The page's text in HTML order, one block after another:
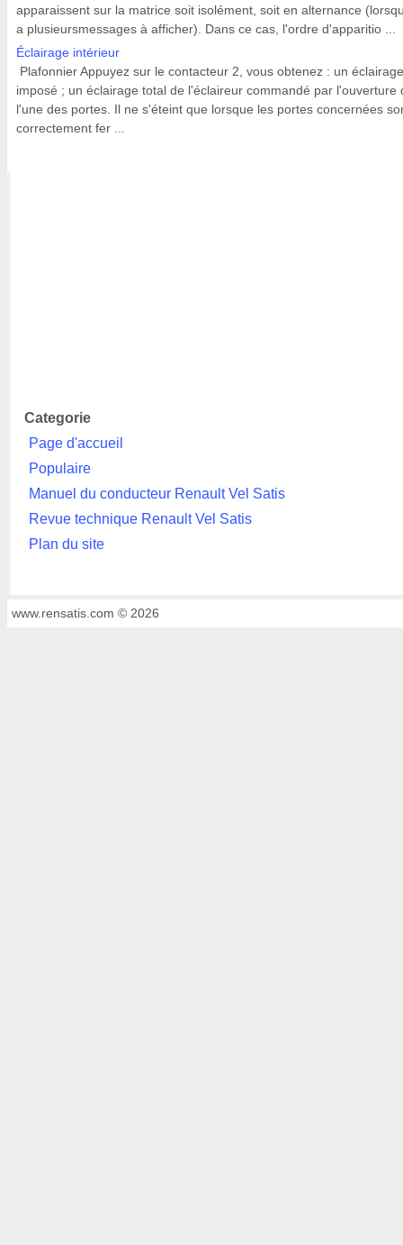
apparaissent sur la matrice soit isolément, soit en alternance
a plusieursmessages à afficher). Dans ce cas, l'ordre d'apparitio ...
Éclairage intérieur
Plafonnier Appuyez sur le contacteur 2, vous obtenez : un éclairage
imposé ; un éclairage total de l'éclaireur commandé par l'ouverture
l'une des portes. Il ne s'éteint que lorsque les portes concernées
correctement fer ...
Categorie
Page d'accueil
Populaire
Manuel du conducteur Renault Vel Satis
Revue technique Renault Vel Satis
Plan du site
www.rensatis.com © 2026